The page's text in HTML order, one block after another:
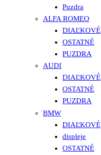
Puzdra
ALFA ROMEO
DIAĽKOVÉ
OSTATNÉ
PUZDRA
AUDI
DIAĽKOVÉ
OSTATNÉ
PUZDRA
BMW
DIAĽKOVÉ
displeje
OSTATNÉ